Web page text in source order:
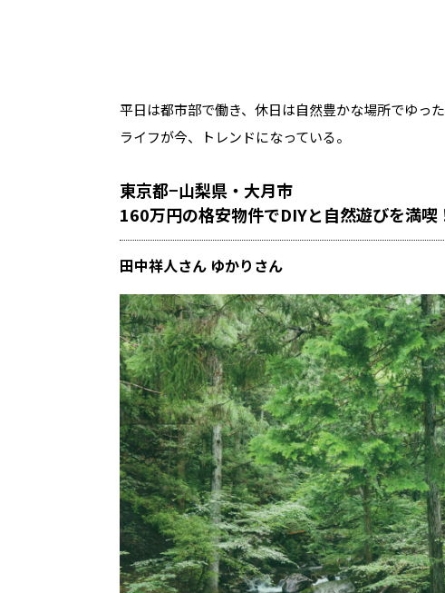
平日は都市部で働き、休日は自然豊かな場所でゆっ
ライフが今、トレンドになっている。
東京都−山梨県・大月市
160万円の格安物件でDIYと自然遊びを満喫
田中祥人さん ゆかりさん